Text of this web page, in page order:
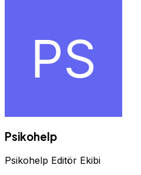
Psikohelp
Psikohelp Editör Ekibi